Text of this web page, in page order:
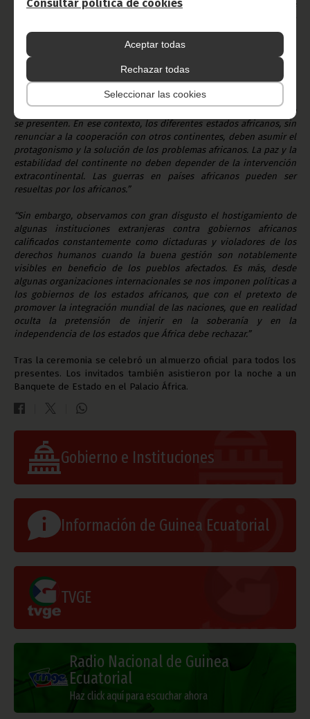
Consultar política de cookies
Aceptar todas
Rechazar todas
Seleccionar las cookies
se centrará en fortalecer las relaciones y la amistad con todos los
mayor integración, paz y estabilidad Mundial” dijo igualmente el
Presidente. Obiang mencionó que se mantendría la política de
buena vecindad con los países vecinos y envió diversos
mensajes al continente africano para luchar por sí mismo, para
solucionar sus problemas.
África debe asumir por sí misma los retos de las contingencias que
se presenten. En ese contexto, los diferentes estados africanos, sin
renunciar a la cooperación con otros continentes, deben asumir el
protagonismo y la solución de los problemas africanos. La paz y la
estabilidad del continente no deben depender de la intervención
extracontinental. Las guerras en países africanos pueden ser
resueltas por los africanos.”
“Sin embargo, observamos con gran disgusto el hostigamiento de
algunas instituciones extranjeras contra gobiernos africanos
calificados constantemente como dictaduras y violadores de los
derechos humanos cuando la buena gestión son notablemente
visibles en beneficio de los pueblos afectados. Es más, desde
algunas organizaciones internacionales se nos imponen políticas a
los gobiernos de los estados africanos, que con el pretexto de
promover la integración mundial de las naciones, que en realidad
oculta la pretensión de injerir en la soberanía y en la
independencia de los estados que África debe rechazar.”
Tras la ceremonia se celebró un almuerzo oficial para todos los
presentes. Los invitados también asistieron por la noche a un
Banquete de Estado en el Palacio África.
Gobierno e Instituciones
Información de Guinea Ecuatorial
TVGE
Radio Nacional de Guinea
Ecuatorial
Haz click aquí para escuchar ahora